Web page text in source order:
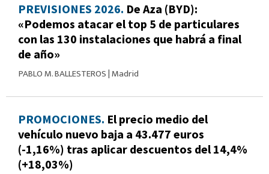
PREVISIONES 2026. De Aza (BYD):
«Podemos atacar el top 5 de particulares
con las 130 instalaciones que habrá a final
de año»
PABLO M. BALLESTEROS|Madrid
PROMOCIONES. El precio medio del
vehículo nuevo baja a 43.477 euros
(-1,16%) tras aplicar descuentos del 14,4%
(+18,03%)